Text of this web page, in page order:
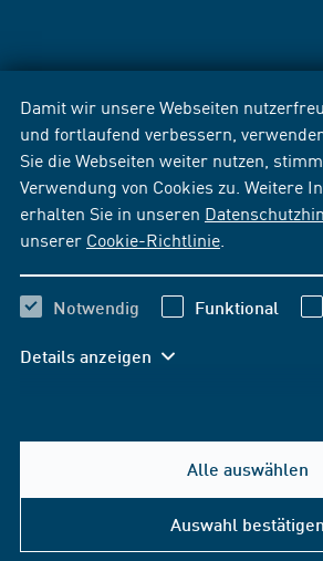
Damit wir unsere Webseiten
und fortlaufend verbessern,
Sie die Webseiten weiter nutzen,
Verwendung von Cookies zu. Weitere
erhalten Sie in unseren
unserer Cookie-Richtlinie
Notwendig Funktional
Details anzeigen
Alle auswählen
Auswahl bestätigen